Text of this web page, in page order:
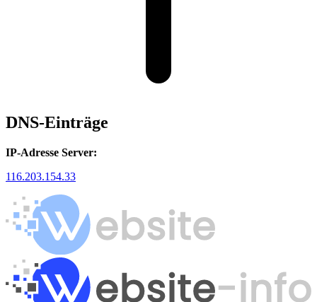
DNS-Einträge
IP-Adresse Server:
116.203.154.33